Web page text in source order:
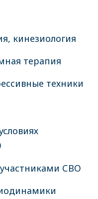
кинезиология
терапия
техники
СВО